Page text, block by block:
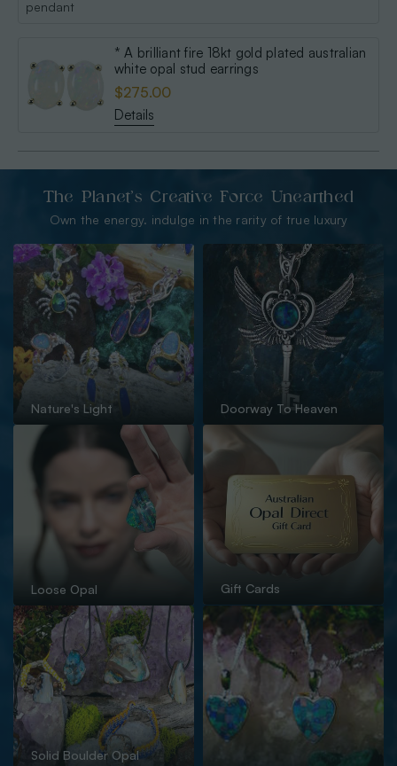
* A brilliant fire 18kt gold plated australian
white opal stud earrings
$275.00
Details
The Planet’s Creative Force Unearthed
Own the energy. indulge in the rarity of true luxury
Nature's Light Doorway To Heaven
Loose Opal Gift Cards
Solid Boulder Opal